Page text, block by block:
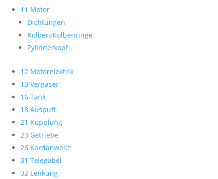
11 Motor
Dichtungen
Kolben/Kolbenringe
Zylinderkopf
12 Motorelektrik
13 Vergaser
16 Tank
18 Auspuff
21 Kupplung
23 Getriebe
26 Kardanwelle
31 Telegabel
32 Lenkung